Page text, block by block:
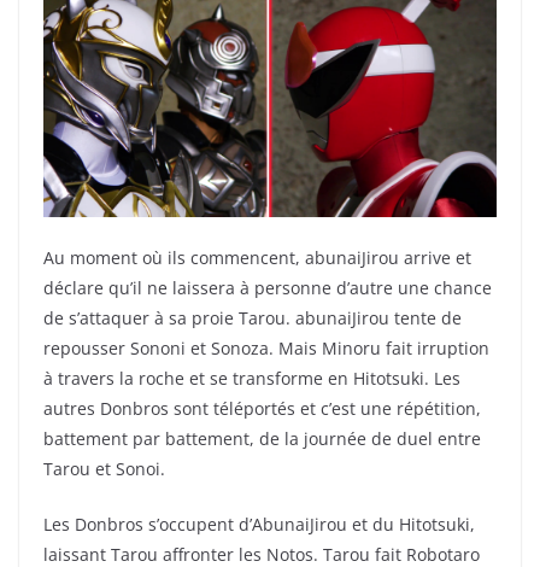
Au moment où ils commencent, abunaiJirou arrive et
déclare qu’il ne laissera à personne d’autre une chance
de s’attaquer à sa proie Tarou. abunaiJirou tente de
repousser Sononi et Sonoza. Mais Minoru fait irruption
à travers la roche et se transforme en Hitotsuki. Les
autres Donbros sont téléportés et c’est une répétition,
battement par battement, de la journée de duel entre
Tarou et Sonoi.
Les Donbros s’occupent d’AbunaiJirou et du Hitotsuki,
laissant Tarou affronter les Notos. Tarou fait Robotaro